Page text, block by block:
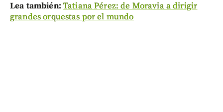
Lea también: Tatiana Pérez: de Moravia a dirigir
grandes orquestas por el mundo